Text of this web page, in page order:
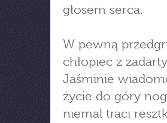
głosem serca.
W pewną
chłopiec z
Jaśminie
życie do góry
niemal traci